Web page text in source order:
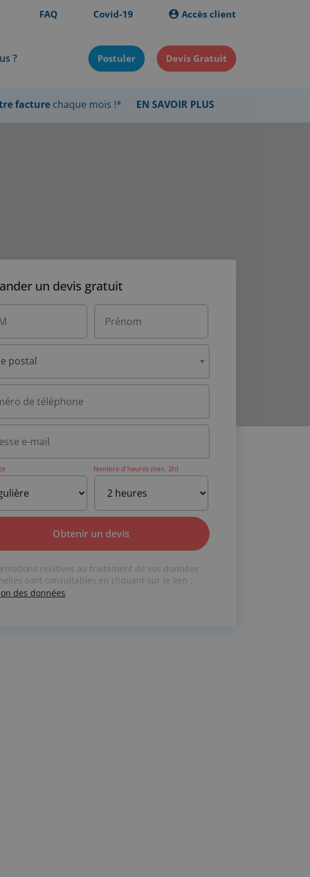
FAQ Covid-19 Accès client
? Postuler Devis Gratuit
facture chaque mois !* EN SAVOIR PLUS
un devis gratuit
postal
Nombre d'heures (min. 2h)
relatives au traitement de vos données
sont consultables en cliquant sur le lien :
des données